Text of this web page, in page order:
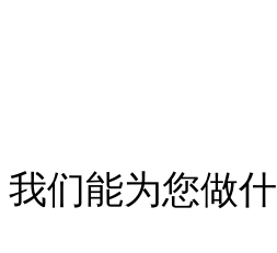
我们能为您做